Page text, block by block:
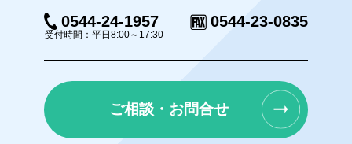
0544-24-1957
受付時間：平日8:00～17:30
0544-23-0835
ご相談・お問合せ